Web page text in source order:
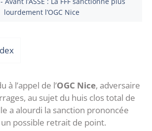
lourdement l’OGC Nice
à l’appel de l’OGC Nice, adversaire
au sujet du huis clos total de
a alourdi la sanction prononcée
un possible retrait de point.